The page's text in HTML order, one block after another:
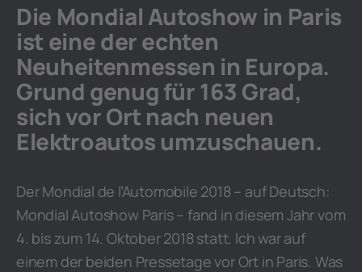
Die Mondial Autoshow in Paris
ist eine der echten
Neuheitenmessen in Europa.
Grund genug für 163 Grad,
sich vor Ort nach neuen
Elektroautos umzuschauen.
Der Mondial de l’Automobile 2018 – auf Deutsch:
Mondial Autoshow Paris – fand in diesem Jahr vom
4. bis zum 14. Oktober 2018 statt. Ich war auf
einem der beiden Pressetage vor Ort in Paris. Was